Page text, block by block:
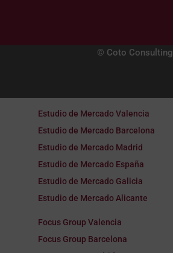
© Coto Consulting
Estudio de Mercado Valencia
Estudio de Mercado Barcelona
Estudio de Mercado Madrid
Estudio de Mercado España
Estudio de Mercado Galicia
Estudio de Mercado Alicante
Focus Group Valencia
Focus Group Barcelona